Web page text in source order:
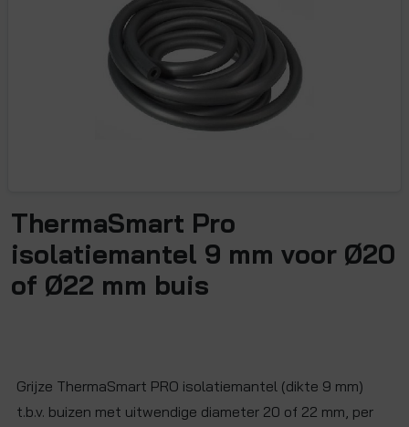
ThermaSmart Pro
isolatiemantel 9 mm voor Ø20
of Ø22 mm buis
Grijze ThermaSmart PRO isolatiemantel (dikte 9 mm)
t.b.v. buizen met uitwendige diameter 20 of 22 mm, per